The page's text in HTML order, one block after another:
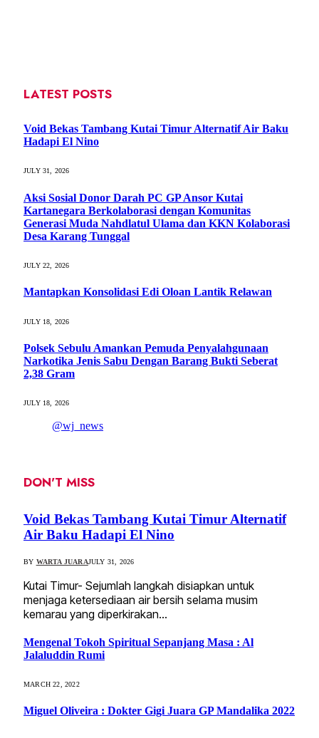
LATEST POSTS
Void Bekas Tambang Kutai Timur Alternatif Air Baku
Hadapi El Nino
JULY 31, 2026
Aksi Sosial Donor Darah PC GP Ansor Kutai
Kartanegara Berkolaborasi dengan Komunitas
Generasi Muda Nahdlatul Ulama dan KKN Kolaborasi
Desa Karang Tunggal
JULY 22, 2026
Mantapkan Konsolidasi Edi Oloan Lantik Relawan
JULY 18, 2026
Polsek Sebulu Amankan Pemuda Penyalahgunaan
Narkotika Jenis Sabu Dengan Barang Bukti Seberat
2,38 Gram
JULY 18, 2026
@wj_news
DON'T MISS
Void Bekas Tambang Kutai Timur Alternatif
Air Baku Hadapi El Nino
BY WARTA JUARAJULY 31, 2026
Kutai Timur- Sejumlah langkah disiapkan untuk
menjaga ketersediaan air bersih selama musim
kemarau yang diperkirakan…
Mengenal Tokoh Spiritual Sepanjang Masa : Al
Jalaluddin Rumi
MARCH 22, 2022
Miguel Oliveira : Dokter Gigi Juara GP Mandalika 2022